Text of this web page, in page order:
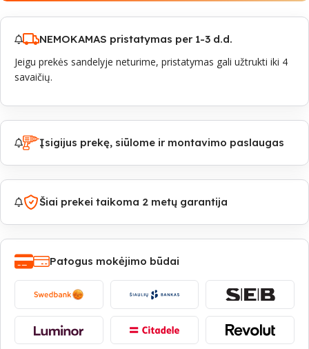
NEMOKAMAS pristatymas per 1-3 d.d.
Jeigu prekės sandelyje neturime, pristatymas gali užtrukti iki 4
savaičių.
Įsigijus prekę, siūlome ir montavimo paslaugas
Šiai prekei taikoma 2 metų garantija
Patogus mokėjimo būdai